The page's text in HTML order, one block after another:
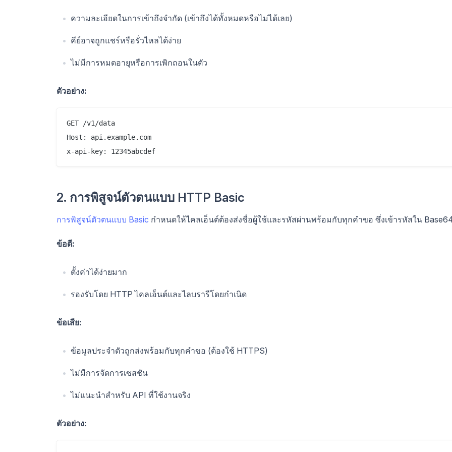
ความละเอียดในการเข้าถึงจำกัด (เข้าถึงได้ทั้งหมดหรือไม่ได้เลย)
คีย์อาจถูกแชร์หรือรั่วไหลได้ง่าย
ไม่มีการหมดอายุหรือการเพิกถอนในตัว
ตัวอย่าง:
GET /v1/data
Host: api.example.com
2. การพิสูจน์ตัวตนแบบ HTTP Basic
การพิสูจน์ตัวตนแบบ Basic กำหนดให้ไคลเอ็นต์ต้องส่งชื่อผู้ใช้และรหัสผ่านพร้อมกับทุกคำขอ ซึ่งเข้ารหัสใน
ข้อดี:
ตั้งค่าได้ง่ายมาก
รองรับโดย HTTP ไคลเอ็นต์และไลบรารีโดยกำเนิด
ข้อเสีย:
ข้อมูลประจำตัวถูกส่งพร้อมกับทุกคำขอ (ต้องใช้ HTTPS)
ไม่มีการจัดการเซสชัน
ไม่แนะนำสำหรับ API ที่ใช้งานจริง
ตัวอย่าง: